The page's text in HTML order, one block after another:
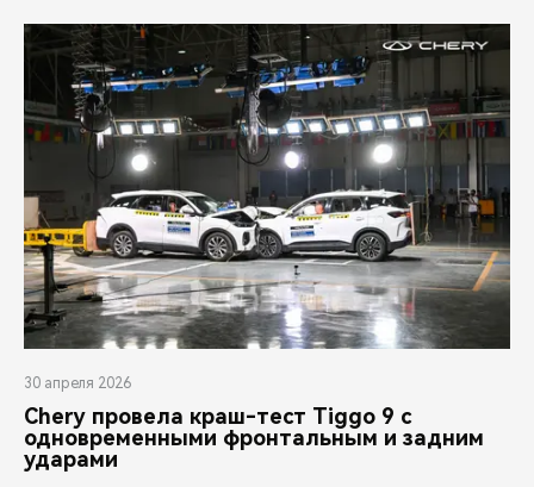
30 апреля 2026
Chery провела краш-тест Tiggo 9 с
одновременными фронтальным и задним
ударами